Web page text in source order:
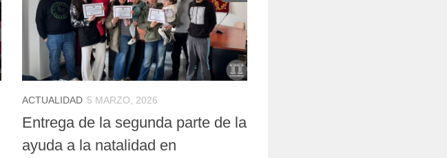
ACTUALIDAD 5 MARZO, 2026
Entrega de la segunda parte de la
ayuda a la natalidad en